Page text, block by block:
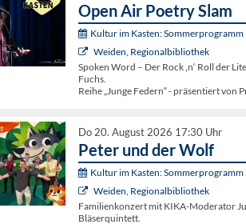
Open Air Poetry Slam
Kultur im Kasten: Sommerprogramm
Weiden, Regionalbibliothek
Spoken Word – Der Rock ‚n‘ Roll der
Fuchs.
Reihe „Junge Federn“ - präsentiert von
Do 20. August 2026 17:30 Uhr
Peter und der Wolf
Kultur im Kasten: Sommerprogramm
Weiden, Regionalbibliothek
Familienkonzert mit KIKA-Moderator
Bläserquintett.